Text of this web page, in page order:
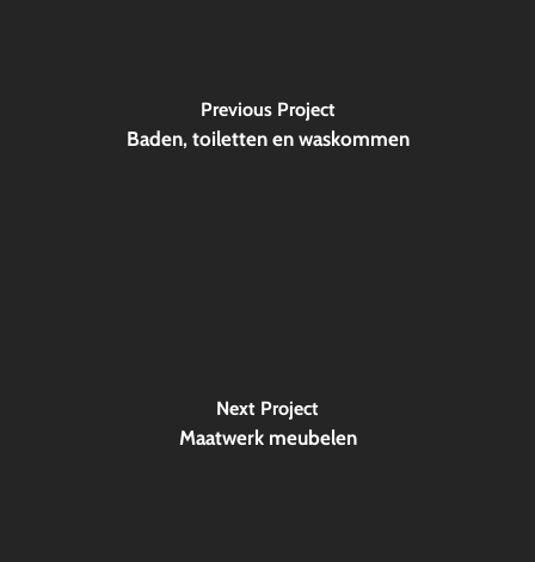
Previous Project
Baden, toiletten en waskommen
Next Project
Maatwerk meubelen